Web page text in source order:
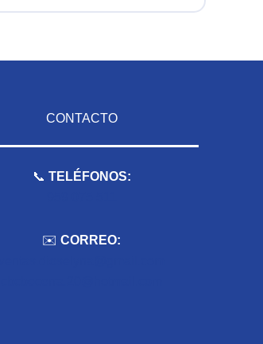
CONTACTO
📞 TELÉFONOS:
✉️CORREO: